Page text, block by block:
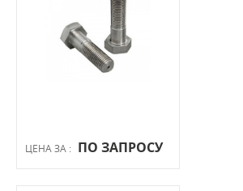
ЦЕНА ЗА : ПО ЗАПРОСУ